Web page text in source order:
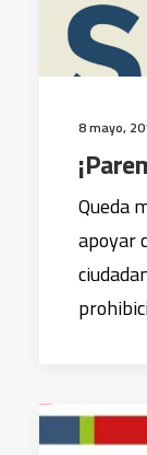
8 mayo,
Queda
apoyar